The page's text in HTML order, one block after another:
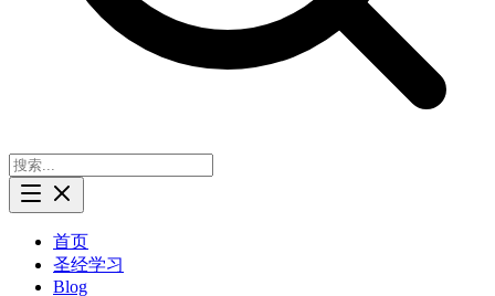
首页
圣经学习
Blog